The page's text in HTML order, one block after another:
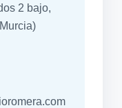
2 bajo,